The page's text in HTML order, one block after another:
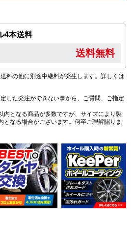
4本送料
送料無料
料の他に別途中継料が発生します。詳しくは
した発注ができない事から、ご質問、ご指定
内となる商品が多数ですが、サイズにより製
となる場合がございます。何卒ご理解賜りま